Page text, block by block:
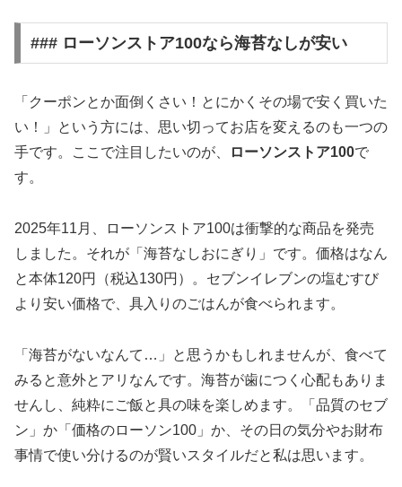
### ローソンストア100なら海苔なしが安い
「クーポンとか面倒くさい！とにかくその場で安く買いた
い！」という方には、思い切ってお店を変えるのも一つの
手です。ここで注目したいのが、
ローソンストア100で
す。
2025年11月、ローソンストア100は衝撃的な商品を発売
しました。それが「海苔なしおにぎり」です。価格はなん
と本体120円（税込130円）。セブンイレブンの塩むすび
より安い価格で、具入りのごはんが食べられます。
「海苔がないなんて…」と思うかもしれませんが、食べて
みると意外とアリなんです。海苔が歯につく心配もありま
せんし、純粋にご飯と具の味を楽しめます。「品質のセブ
ン」か「価格のローソン100」か、その日の気分やお財布
事情で使い分けるのが賢いスタイルだと私は思います。